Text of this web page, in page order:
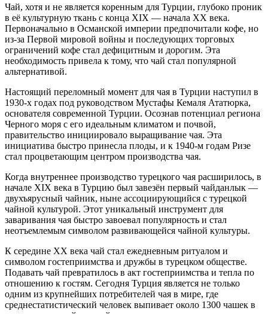
Чай, хотя и не является коренным для Турции, глубоко проник
в её культурную ткань с конца XIX — начала XX века.
Первоначально в Османской империи предпочитали кофе, но
из-за Первой мировой войны и последующих торговых
ограничений кофе стал дефицитным и дорогим. Эта
необходимость привела к тому, что чай стал популярной
альтернативой.
Настоящий переломный момент для чая в Турции наступил в
1930-х годах под руководством Мустафы Кемаля Ататюрка,
основателя современной Турции. Осознав потенциал региона
Черного моря с его идеальным климатом и почвой,
правительство инициировало выращивание чая. Эта
инициатива быстро принесла плоды, и к 1940-м годам Ризе
стал процветающим центром производства чая.
Когда внутреннее производство турецкого чая расширилось, в
начале XIX века в Турцию был завезён первый чайданлык —
двухъярусный чайник, ныне ассоциирующийся с турецкой
чайной культурой. Этот уникальный инструмент для
заваривания чая быстро завоевал популярность и стал
неотъемлемым символом развивающейся чайной культуры.
К середине XX века чай стал ежедневным ритуалом и
символом гостеприимства и дружбы в турецком обществе.
Подавать чай превратилось в акт гостеприимства и тепла по
отношению к гостям. Сегодня Турция является не только
одним из крупнейших потребителей чая в мире, где
среднестатистический человек выпивает около 1300 чашек в